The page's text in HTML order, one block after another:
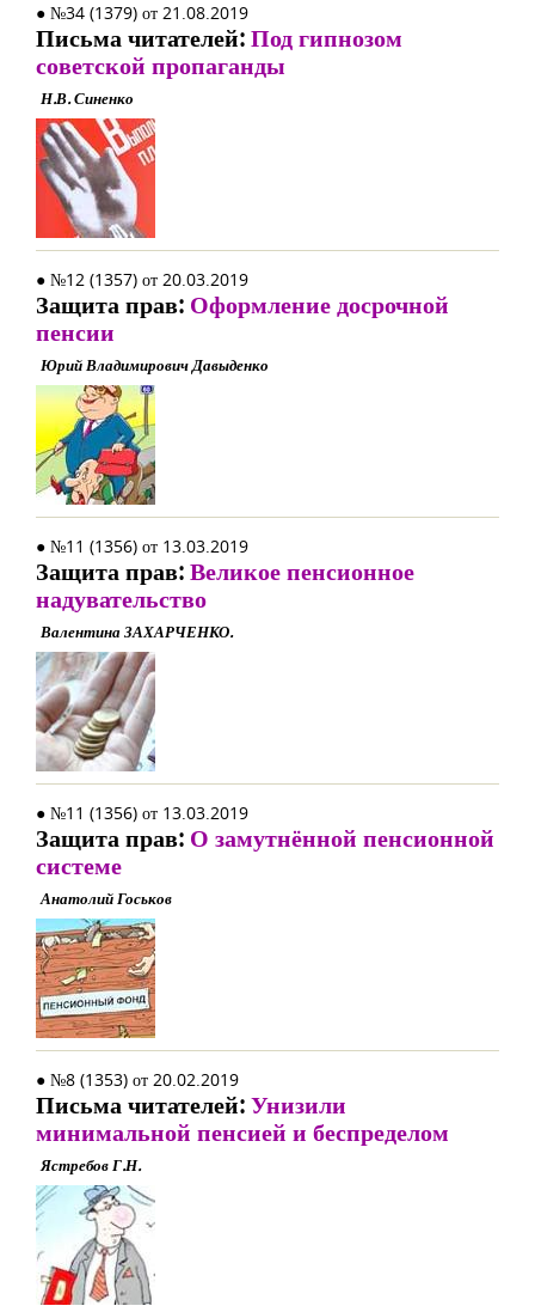
● №34 (1379) от 21.08.2019
Письма читателей:Под гипнозом
советской пропаганды
Н.В. Синенко
● №12 (1357) от 20.03.2019
Защита прав: Оформление досрочной
пенсии
Юрий Владимирович Давыденко
● №11 (1356) от 13.03.2019
Защита прав:Великое пенсионное
надувательство
Валентина ЗАХАРЧЕНКО.
● №11 (1356) от 13.03.2019
Защита прав: О замутнённой пенсионной
системе
Анатолий Госьков
● №8 (1353) от 20.02.2019
Письма читателей:Унизили
минимальной пенсией и беспределом
Ястребов Г.Н.